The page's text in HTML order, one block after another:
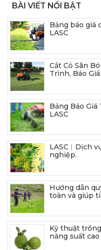
BÀI VIẾT NỔI BẬT
Bảng báo giá
LASC
Cắt Cỏ Sân
Trình, Báo
Bảng Báo Giá
LASC
LASC︱Dịch
nghiệp.
Hướng dẫn
toàn và giúp
Kỹ thuật
năng suất cao